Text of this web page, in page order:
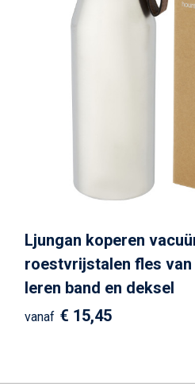
Ljungan koperen
roestvrijstalen fles van
leren band en deksel
vanaf € 15,45